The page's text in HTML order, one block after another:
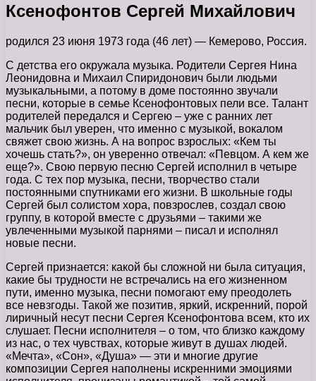
Ксенофонтов Сергей Михайлович
родился 23 июня 1973 года (46 лет) — Кемерово, Россия.
С детства его окружала музыка. Родители Сергея Нина
Леонидовна и Михаил Спиридонович были людьми
музыкальными, а потому в доме постоянно звучали
песни, которые в семье Ксенофонтовых пели все. Талант
родителей передался и Сергею – уже с ранних лет
мальчик был уверен, что именно с музыкой, вокалом
свяжет свою жизнь. А на вопрос взрослых: «Кем ты
хочешь стать?», он уверенно отвечал: «Певцом. А кем же
еще?». Свою первую песню Сергей исполнил в четыре
года. С тех пор музыка, песни, творчество стали
постоянными спутниками его жизни. В школьные годы
Сергей был солистом хора, повзрослев, создал свою
группу, в которой вместе с друзьями – такими же
увлеченными музыкой парнями – писал и исполнял
новые песни.
Сергей признается: какой бы сложной ни была ситуация,
какие бы трудности не встречались на его жизненном
пути, именно музыка, песни помогают ему преодолеть
все невзгоды. Такой же позитив, яркий, искренний, порой
лиричный несут песни Сергея Ксенофонтова всем, кто их
слушает. Песни исполнителя – о том, что близко каждому
из нас, о тех чувствах, которые живут в душах людей.
«Мечта», «Сон», «Душа» — эти и многие другие
композиции Сергея наполнены искренними эмоциями